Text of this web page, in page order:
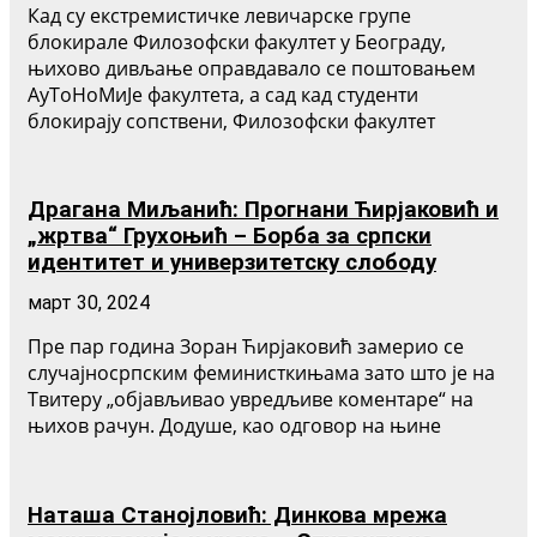
Кад су екстремистичке левичарске групе
блокирале Филозофски факултет у Београду,
њихово дивљање оправдавало се поштовањем
АуТоНоМиЈе факултета, а сад кад студенти
блокирају сопствени, Филозофски факултет
Драгана Миљанић: Прогнани Ћирјаковић и
„жртва“ Грухоњић – Борба за српски
идентитет и универзитетску слободу
март 30, 2024
Пре пар година Зоран Ћирјаковић замерио се
случајносрпским феминисткињама зато што је на
Твитеру „објављивао увредљиве коментаре“ на
њихов рачун. Додуше, као одговор на њине
Наташа Станојловић: Динкова мрежа